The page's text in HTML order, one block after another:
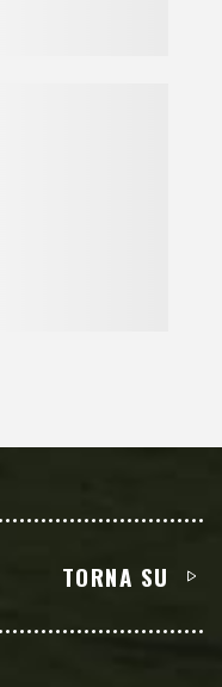
TORNA SU